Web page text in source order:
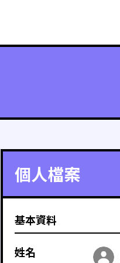
個人檔案
基本資料
姓名